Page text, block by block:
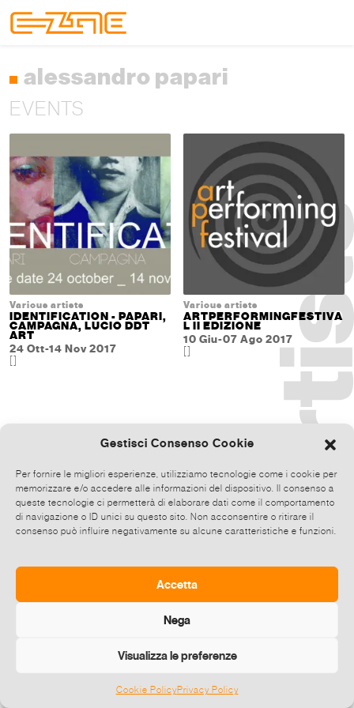
Gestisci Consenso Cookie
Per fornire le migliori esperienze, utilizziamo tecnologie come i cookie per
memorizzare e/o accedere alle informazioni del dispositivo. Il consenso a
queste tecnologie ci permetterà di elaborare dati come il comportamento
di navigazione o ID unici su questo sito. Non acconsentire o ritirare il
consenso può influire negativamente su alcune caratteristiche e funzioni.
Accetta
Nega
Visualizza le preferenze
Cookie PolicyPrivacy Policy
alessandro papari
EVENTS
Various artists
IDENTIFICATION - PAPARI,
CAMPAGNA, LUCIO DDT
ART
24 Ott-14 Nov 2017
[]
Various artists
ARTPERFORMINGFESTIVA
L II EDIZIONE
10 Giu-07 Ago 2017
[]
©2026 E-zine